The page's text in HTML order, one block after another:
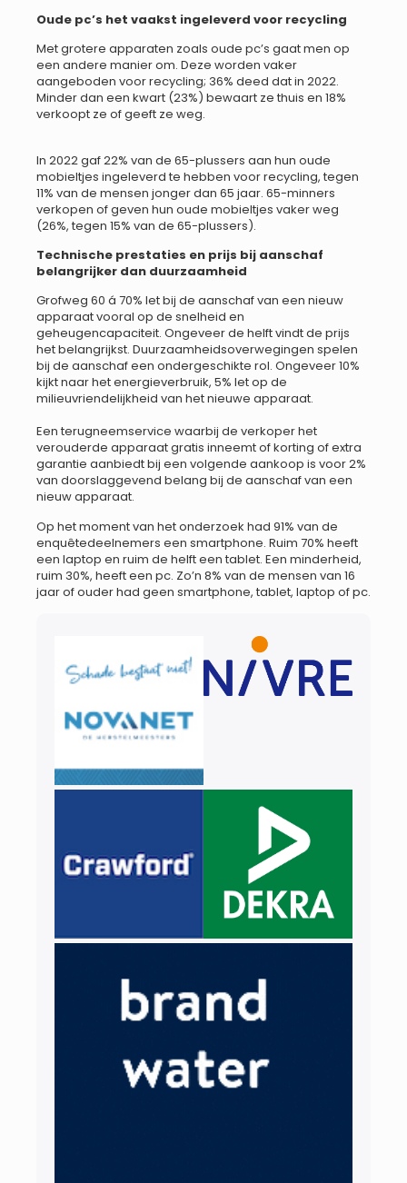
Oude pc’s het vaakst ingeleverd voor recycling
Met grotere apparaten zoals oude pc’s gaat men op
een andere manier om. Deze worden vaker
aangeboden voor recycling; 36% deed dat in 2022.
Minder dan een kwart (23%) bewaart ze thuis en 18%
verkoopt ze of geeft ze weg.
In 2022 gaf 22% van de 65-plussers aan hun oude
mobieltjes ingeleverd te hebben voor recycling, tegen
11% van de mensen jonger dan 65 jaar. 65-minners
verkopen of geven hun oude mobieltjes vaker weg
(26%, tegen 15% van de 65-plussers).
Technische prestaties en prijs bij aanschaf
belangrijker dan duurzaamheid
Grofweg 60 á 70% let bij de aanschaf van een nieuw
apparaat vooral op de snelheid en
geheugencapaciteit. Ongeveer de helft vindt de prijs
het belangrijkst. Duurzaamheidsoverwegingen spelen
bij de aanschaf een ondergeschikte rol. Ongeveer 10%
kijkt naar het energieverbruik, 5% let op de
milieuvriendelijkheid van het nieuwe apparaat.
Een terugneemservice waarbij de verkoper het
verouderde apparaat gratis inneemt of korting of extra
garantie aanbiedt bij een volgende aankoop is voor 2%
van doorslaggevend belang bij de aanschaf van een
nieuw apparaat.
Op het moment van het onderzoek had 91% van de
enquêtedeelnemers een smartphone. Ruim 70% heeft
een laptop en ruim de helft een tablet. Een minderheid,
ruim 30%, heeft een pc. Zo’n 8% van de mensen van 16
jaar of ouder had geen smartphone, tablet, laptop of pc.